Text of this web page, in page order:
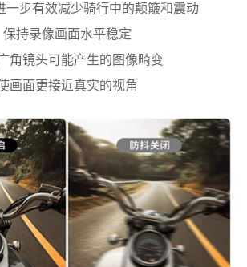
一步有效减少骑行中的颠簸和震动
保持录像画面水平稳定
角镜头可能产生的图像畸变
画面更接近真实的视角